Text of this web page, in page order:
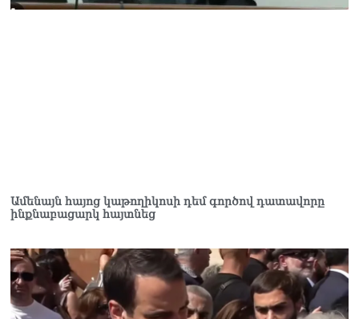
Ամենայն հայոց կաթողիկոսի դեմ գործով դատավորը
ինքնաբացարկ հայտնեց